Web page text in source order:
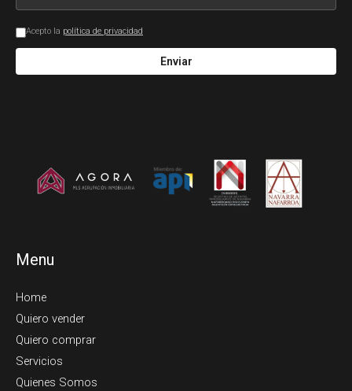
Acepto la política de privacidad
Enviar
Menu
Home
Quiero vender
Quiero comprar
Servicios
Quienes Somos